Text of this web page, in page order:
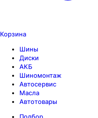
Корзина
Шины
Диски
АКБ
Шиномонтаж
Автосервис
Масла
Автотовары